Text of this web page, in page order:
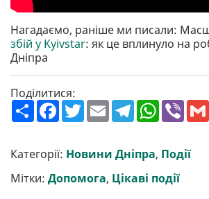
Нагадаємо, раніше ми писали:
збій у Kyivstar: як це вплинуло на
Дніпра
Поділитися:
П
о
р
и
т
и
F
a
b
o
o
k
T
w
t
e
r
E
m
l
T
e
g
r
a
m
W
h
s
A
p
p
V
r
Категорії: Новини Дніпра, Події
Мітки: Допомога, Цікаві події